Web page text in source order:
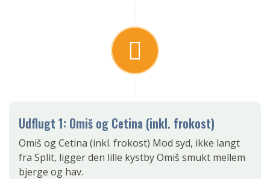
Udflugt 1: Omiš og Cetina (inkl. frokost)
Omiš og Cetina (inkl. frokost) Mod syd, ikke langt
fra Split, ligger den lille kystby Omiš smukt mellem
bjerge og hav.